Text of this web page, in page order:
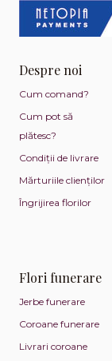
Despre noi
Cum comand?
Cum pot să
plătesc?
Condiții de livrare
Mărturiile clienților
Îngrijirea florilor
Flori funerare
Jerbe funerare
Coroane funerare
Livrari coroane